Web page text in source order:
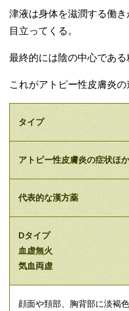
津液は身体を滋潤する働
目立ってくる。
最終的には陰の中心である
これがアトピー性皮膚炎の
タイプ
アトピー性皮膚炎の症状ほ
代表的な漢方薬
Dタイプ
血虚無火
気血両虚
顔面や頚部、胸背部に淡褐